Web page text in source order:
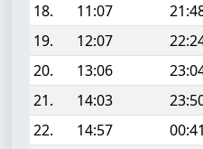
18.
11:07
19.
12:07
20.
13:06
21.
14:03
22.
14:57 00:41